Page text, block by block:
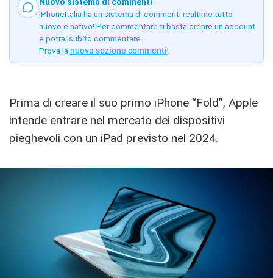
iPhoneItalia ha un sistema di commenti realtime tutto
nuovo e nativo! Per commentare ti basta creare un account
e potrai subito commentare.
Prova la nuova sezione commenti!
Prima di creare il suo primo iPhone “Fold”, Apple
intende entrare nel mercato dei dispositivi
pieghevoli con un iPad previsto nel 2024.